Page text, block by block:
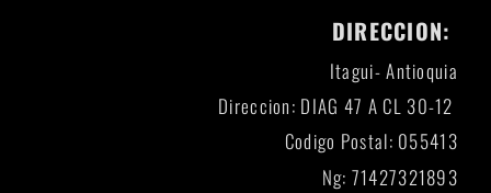
DIRECCION:
Itagui- Antioquia
Direccion: DIAG 47 A CL 30-12
Codigo Postal: 055413
Ng: 71427321893